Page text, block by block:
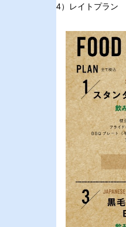
4）レイトプラン